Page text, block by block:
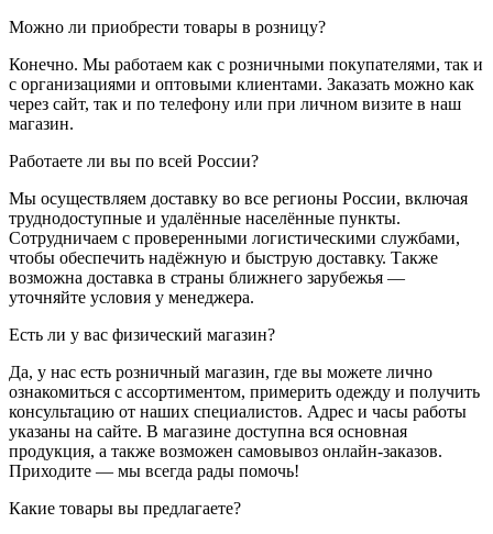
Можно ли приобрести товары в розницу?
Конечно. Мы работаем как с розничными покупателями, так и
с организациями и оптовыми клиентами. Заказать можно как
через сайт, так и по телефону или при личном визите в наш
магазин.
Работаете ли вы по всей России?
Мы осуществляем доставку во все регионы России, включая
труднодоступные и удалённые населённые пункты.
Сотрудничаем с проверенными логистическими службами,
чтобы обеспечить надёжную и быструю доставку. Также
возможна доставка в страны ближнего зарубежья —
уточняйте условия у менеджера.
Есть ли у вас физический магазин?
Да, у нас есть розничный магазин, где вы можете лично
ознакомиться с ассортиментом, примерить одежду и получить
консультацию от наших специалистов. Адрес и часы работы
указаны на сайте. В магазине доступна вся основная
продукция, а также возможен самовывоз онлайн-заказов.
Приходите — мы всегда рады помочь!
Какие товары вы предлагаете?